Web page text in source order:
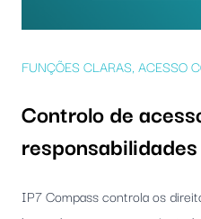
FUNÇÕES CLARAS, ACESSO
Controlo de
IP7 Compass controla os